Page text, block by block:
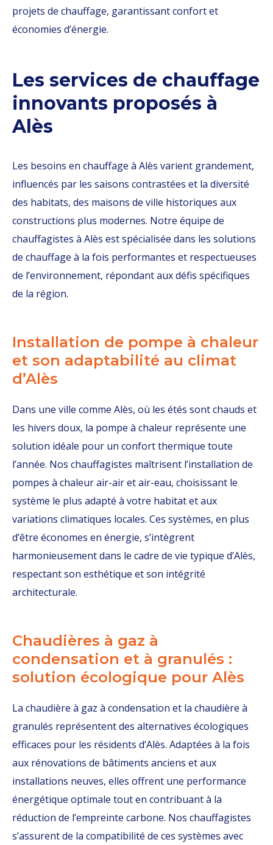
projets de chauffage, garantissant confort et
économies d’énergie.
Les services de chauffage
innovants proposés à
Alès
Les besoins en chauffage à Alès varient grandement,
influencés par les saisons contrastées et la diversité
des habitats, des maisons de ville historiques aux
constructions plus modernes. Notre équipe de
chauffagistes à Alès est spécialisée dans les solutions
de chauffage à la fois performantes et respectueuses
de l’environnement, répondant aux défis spécifiques
de la région.
Installation de pompe à chaleur
et son adaptabilité au climat
d’Alès
Dans une ville comme Alès, où les étés sont chauds et
les hivers doux, la pompe à chaleur représente une
solution idéale pour un confort thermique toute
l’année. Nos chauffagistes maîtrisent l’installation de
pompes à chaleur air-air et air-eau, choisissant le
système le plus adapté à votre habitat et aux
variations climatiques locales. Ces systèmes, en plus
d’être économes en énergie, s’intègrent
harmonieusement dans le cadre de vie typique d’Alès,
respectant son esthétique et son intégrité
architecturale.
Chaudières à gaz à
condensation et à granulés :
solution écologique pour Alès
La chaudière à gaz à condensation et la chaudière à
granulés représentent des alternatives écologiques
efficaces pour les résidents d’Alès. Adaptées à la fois
aux rénovations de bâtiments anciens et aux
installations neuves, elles offrent une performance
énergétique optimale tout en contribuant à la
réduction de l’empreinte carbone. Nos chauffagistes
s’assurent de la compatibilité de ces systèmes avec